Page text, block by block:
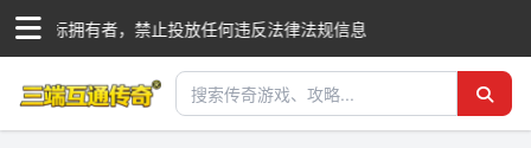
商标拥有者，禁止投放任何违反法律法规信息